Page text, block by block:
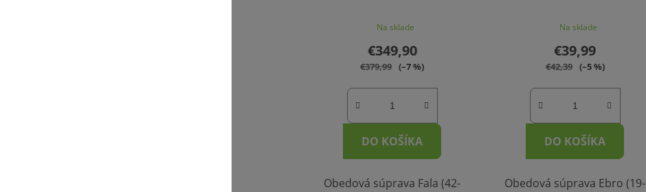
Na sklade
€349,90
€379,99 (–7 %)
DO KOŠÍKA
Obedová súprava Fala (42-
Na sklade
€39,99
€42,39 (–5 %)
DO KOŠÍKA
Obedová súprava Ebro (19-